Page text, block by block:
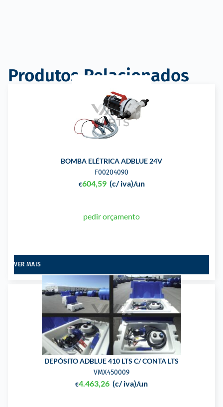
Produtos Relacionados
BOMBA ELÉTRICA ADBLUE 24V
F00204090
€604,59 (c/ iva)/un
pedir orçamento
VER MAIS
DEPÓSITO ADBLUE 410 LTS C/ CONTA LTS
VMX450009
€4.463,26 (c/ iva)/un